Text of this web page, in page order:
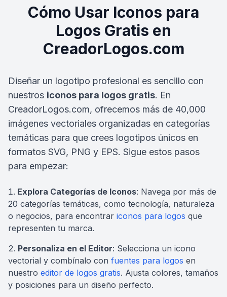
Cómo Usar Iconos para
Logos Gratis en
CreadorLogos.com
Diseñar un logotipo profesional es sencillo con
nuestros iconos para logos gratis. En
CreadorLogos.com, ofrecemos más de 40,000
imágenes vectoriales organizadas en categorías
temáticas para que crees logotipos únicos en
formatos SVG, PNG y EPS. Sigue estos pasos
para empezar:
Explora Categorías de Iconos: Navega por más de
20 categorías temáticas, como tecnología, naturaleza
o negocios, para encontrar iconos para logos que
representen tu marca.
Personaliza en el Editor: Selecciona un icono
vectorial y combínalo con fuentes para logos en
nuestro editor de logos gratis. Ajusta colores, tamaños
y posiciones para un diseño perfecto.